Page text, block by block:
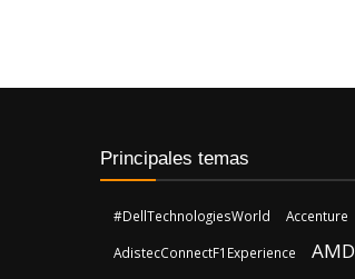
Principales temas
#DellTechnologiesWorld Accenture
AdistecConnectF1Experience AMD